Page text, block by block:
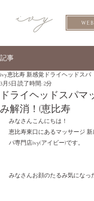
記事
ドライヘッドスパマ
み解消！(恵比寿
ivy恵比寿 新感覚ドライヘッドスパ
3月5日 読了時間: 2分
みなさんこんにちは！
恵比寿東口にあるマッサージ
パ専門店ivy(アイビー)です。
みなさんお顔のたるみ気になっ